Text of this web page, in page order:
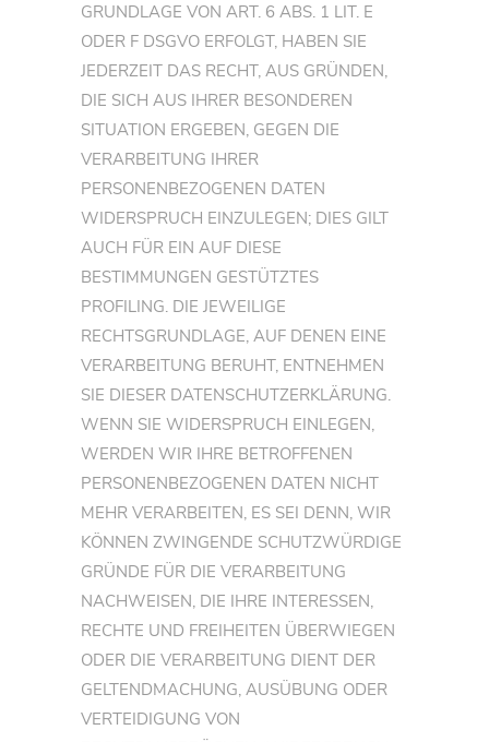
GRUNDLAGE VON ART. 6 ABS. 1 LIT. E
ODER F DSGVO ERFOLGT, HABEN SIE
JEDERZEIT DAS RECHT, AUS GRÜNDEN,
DIE SICH AUS IHRER BESONDEREN
SITUATION ERGEBEN, GEGEN DIE
VERARBEITUNG IHRER
PERSONENBEZOGENEN DATEN
WIDERSPRUCH EINZULEGEN; DIES GILT
AUCH FÜR EIN AUF DIESE
BESTIMMUNGEN GESTÜTZTES
PROFILING. DIE JEWEILIGE
RECHTSGRUNDLAGE, AUF DENEN EINE
VERARBEITUNG BERUHT, ENTNEHMEN
SIE DIESER DATENSCHUTZERKLÄRUNG.
WENN SIE WIDERSPRUCH EINLEGEN,
WERDEN WIR IHRE BETROFFENEN
PERSONENBEZOGENEN DATEN NICHT
MEHR VERARBEITEN, ES SEI DENN, WIR
KÖNNEN ZWINGENDE SCHUTZWÜRDIGE
GRÜNDE FÜR DIE VERARBEITUNG
NACHWEISEN, DIE IHRE INTERESSEN,
RECHTE UND FREIHEITEN ÜBERWIEGEN
ODER DIE VERARBEITUNG DIENT DER
GELTENDMACHUNG, AUSÜBUNG ODER
VERTEIDIGUNG VON